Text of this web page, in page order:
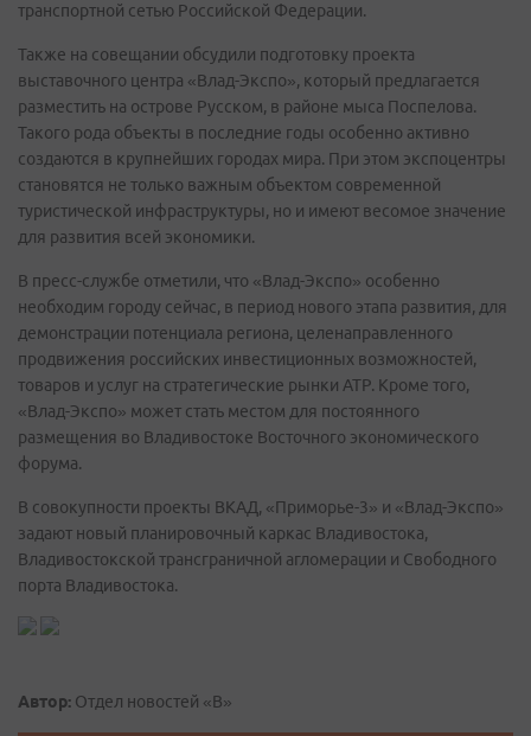
транспортной сетью Российской Федерации.
Также на совещании обсудили подготовку проекта
выставочного центра «Влад-Экспо», который предлагается
разместить на острове Русском, в районе мыса Поспелова.
Такого рода объекты в последние годы особенно активно
создаются в крупнейших городах мира. При этом экспоцентры
становятся не только важным объектом современной
туристической инфраструктуры, но и имеют весомое значение
для развития всей экономики.
В пресс-службе отметили, что «Влад-Экспо» особенно
необходим городу сейчас, в период нового этапа развития, для
демонстрации потенциала региона, целенаправленного
продвижения российских инвестиционных возможностей,
товаров и услуг на стратегические рынки АТР. Кроме того,
«Влад-Экспо» может стать местом для постоянного
размещения во Владивостоке Восточного экономического
форума.
В совокупности проекты ВКАД, «Приморье-3» и «Влад-Экспо»
задают новый планировочный каркас Владивостока,
Владивостокской трансграничной агломерации и Свободного
порта Владивостока.
Автор: Отдел новостей «В»